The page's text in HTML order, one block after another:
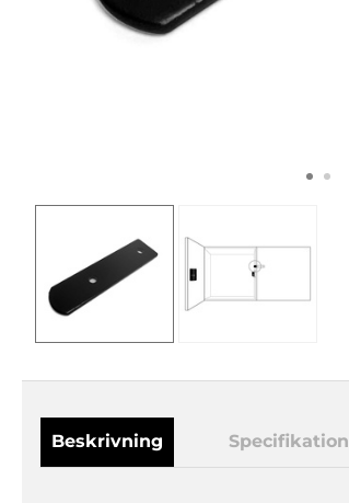
Beskrivning Specifikation